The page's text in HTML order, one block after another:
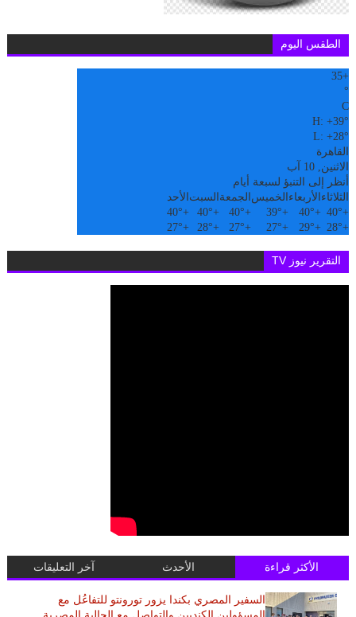
الطقس اليوم
+
35
°
C
H:+39°
L:+28°
القاهرة
الاثنين, 10 آب
أنظر إلى التنبؤ لسبعة أيام
الثلاثاء الأربعاء الخميس الجمعة السبت الأحد
+
40°
+
40°
+
39°
+
40°
+
40°
+
40°
+
28°
+
29°
+
27°
+
27°
+
28°
+
27°
التقرير نيوز TV
الأكثر قراءة الأحدث آخر التعليقات
السفير المصري بكندا يزور تورونتو للتفاعُل مع